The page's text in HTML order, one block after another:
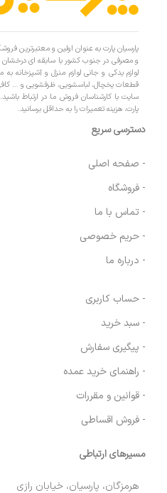
پارسیان پارت به عنوان اولین و معتبرترین
و مصرفی در جنوب کشور با سابقه ای
لوازم یدکی و جانی لوازم منزل و آشپزخانه
قطعات یخچال، لباسشویی، ظرفشویی و …
سایت با کارشناسان فروش ما در ارتباط
پارت، هزینه تعمیرات را به حداقل برسانید.
دسترسی سریع
- صفحه اصلی
- فروشگاه
- تماس با ما
- حریم خصوصی
- درباره ما
- حساب کاربری
- سبد خرید
- پیگیری سفارش
- راهنمای خرید عمده
- قوانین و مقررات
- فروش اقساطی
مسیرهای ارتباطی
هرمزگان، پارسیان، خیابان رازی